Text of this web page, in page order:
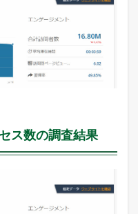
ス数の調査結果